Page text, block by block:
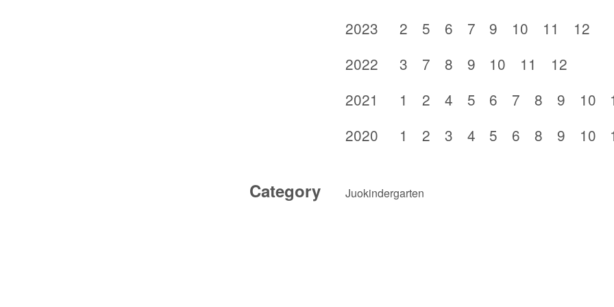
2023
2 5 6 7 9 10 11
12
2022
3 7 8 9 10 11
12
2021
1 2 4 5 6 7 8 9 10
2020
1 2 3 4 5 6 8 9 10
Category Juokindergarten